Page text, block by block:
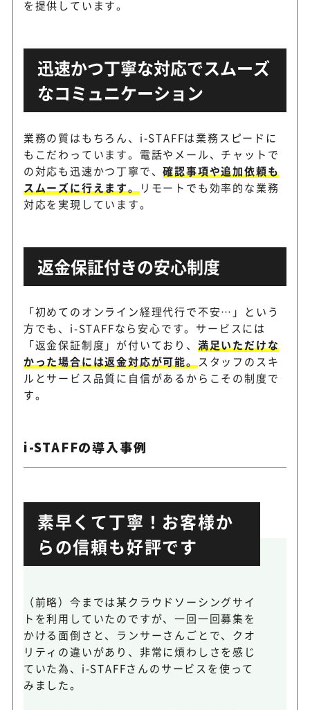
を提供しています。
迅速かつ丁寧な対応でスムーズ
なコミュニケーション
業務の質はもちろん、i-STAFFは業務スピードに
もこだわっています。電話やメール、チャットで
の対応も迅速かつ丁寧で、確認事項や追加依頼も
スムーズに行えます。
リモートでも効率的な業務
対応を実現しています。
返金保証付きの安心制度
「初めてのオンライン経理代行で不安…」という
方でも、i-STAFFなら安心です。サービスには
「返金保証制度」が付いており、 満足いただけな
かった場合には返金対応が可能。
スタッフのスキ
ルとサービス品質に自信があるからこその制度で
す。
i-STAFFの導入事例
素早くて丁寧！お客様か
らの信頼も好評です
（前略）今までは某クラウドソーシングサイ
トを利用していたのですが、一回一回募集を
かける面倒さと、ランサーさんごとで、クオ
リティの違いがあり、非常に煩わしさを感じ
ていた為、i-STAFFさんのサービスを使って
みました。